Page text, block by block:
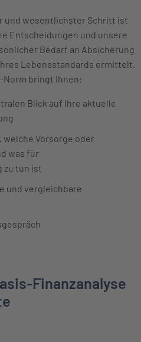
und wesentlichster Schritt ist
Entscheidungen und unsere
Bedarf an Absicherung
Lebensstandards ermittelt.
Norm bringt Ihnen:
Blick auf Ihre aktuelle
welche Vorsorge oder
was für
zu tun ist
und vergleichbare
Finanzanalyse